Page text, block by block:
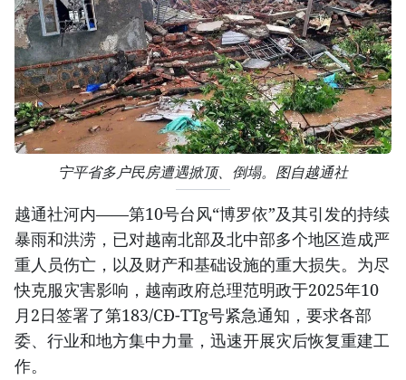
宁平省多户民房遭遇掀顶、倒塌。图自越通社
越通社河内——第10号台风“博罗依”及其引发的持续
暴雨和洪涝，已对越南北部及北中部多个地区造成严
重人员伤亡，以及财产和基础设施的重大损失。为尽
快克服灾害影响，越南政府总理范明政于2025年10
月2日签署了第183/CĐ-TTg号紧急通知，要求各部
委、行业和地方集中力量，迅速开展灾后恢复重建工
作。